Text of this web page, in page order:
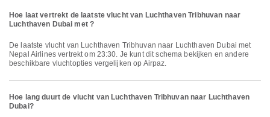
Hoe laat vertrekt de laatste vlucht van Luchthaven Tribhuvan naar
Luchthaven Dubai met ?
De laatste vlucht van Luchthaven Tribhuvan naar Luchthaven Dubai met
Nepal Airlines vertrekt om 23:30. Je kunt dit schema bekijken en andere
beschikbare vluchtopties vergelijken op Airpaz.
Hoe lang duurt de vlucht van Luchthaven Tribhuvan naar Luchthaven
Dubai?